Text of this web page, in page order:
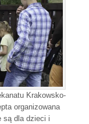
Krakowsko-
organizowana
są dla dzieci i